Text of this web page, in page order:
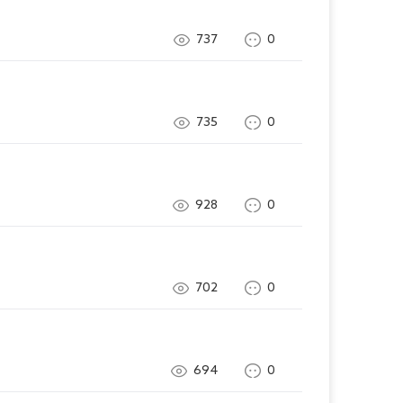
737 0
735 0
928 0
702 0
694 0